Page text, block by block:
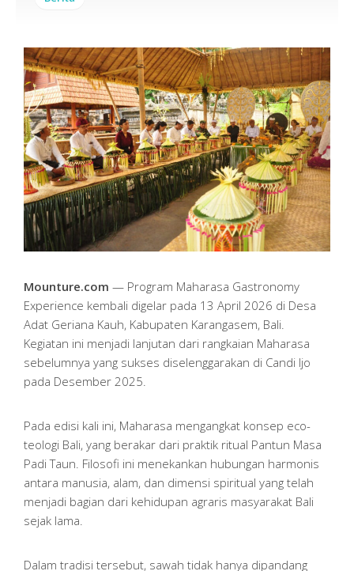
Mounture.com — Program Maharasa Gastronomy
Experience kembali digelar pada 13 April 2026 di Desa
Adat Geriana Kauh, Kabupaten Karangasem, Bali.
Kegiatan ini menjadi lanjutan dari rangkaian Maharasa
sebelumnya yang sukses diselenggarakan di Candi Ijo
pada Desember 2025.
Pada edisi kali ini, Maharasa mengangkat konsep eco-
teologi Bali, yang berakar dari praktik ritual Pantun Masa
Padi Taun. Filosofi ini menekankan hubungan harmonis
antara manusia, alam, dan dimensi spiritual yang telah
menjadi bagian dari kehidupan agraris masyarakat Bali
sejak lama.
Dalam tradisi tersebut, sawah tidak hanya dipandang